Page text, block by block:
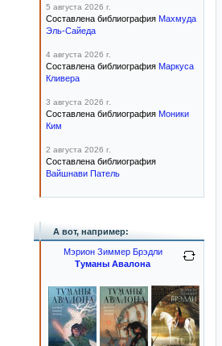
5 августа 2026 г.
Составлена библиография Махмуда
Эль-Сайеда
4 августа 2026 г.
Составлена библиография Маркуса
Кливера
3 августа 2026 г.
Составлена библиография Моники
Ким
2 августа 2026 г.
Составлена библиография
Вайшнави Патель
А вот, например:
Мэрион Зиммер Брэдли
Туманы Авалона